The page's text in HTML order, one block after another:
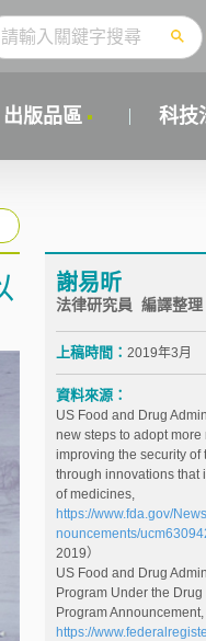
出版品區 科技
謝易昕
法律研究員 編譯整理
上稿時間： 2019年3月
資料來源：
US Food and Drug
new steps to adopt more
improving the security of
through innovations that
of medicines,
https://www.fda.gov/
nouncements/
2019）
US Food and Drug
Program Under the
Program Announcement,
https://